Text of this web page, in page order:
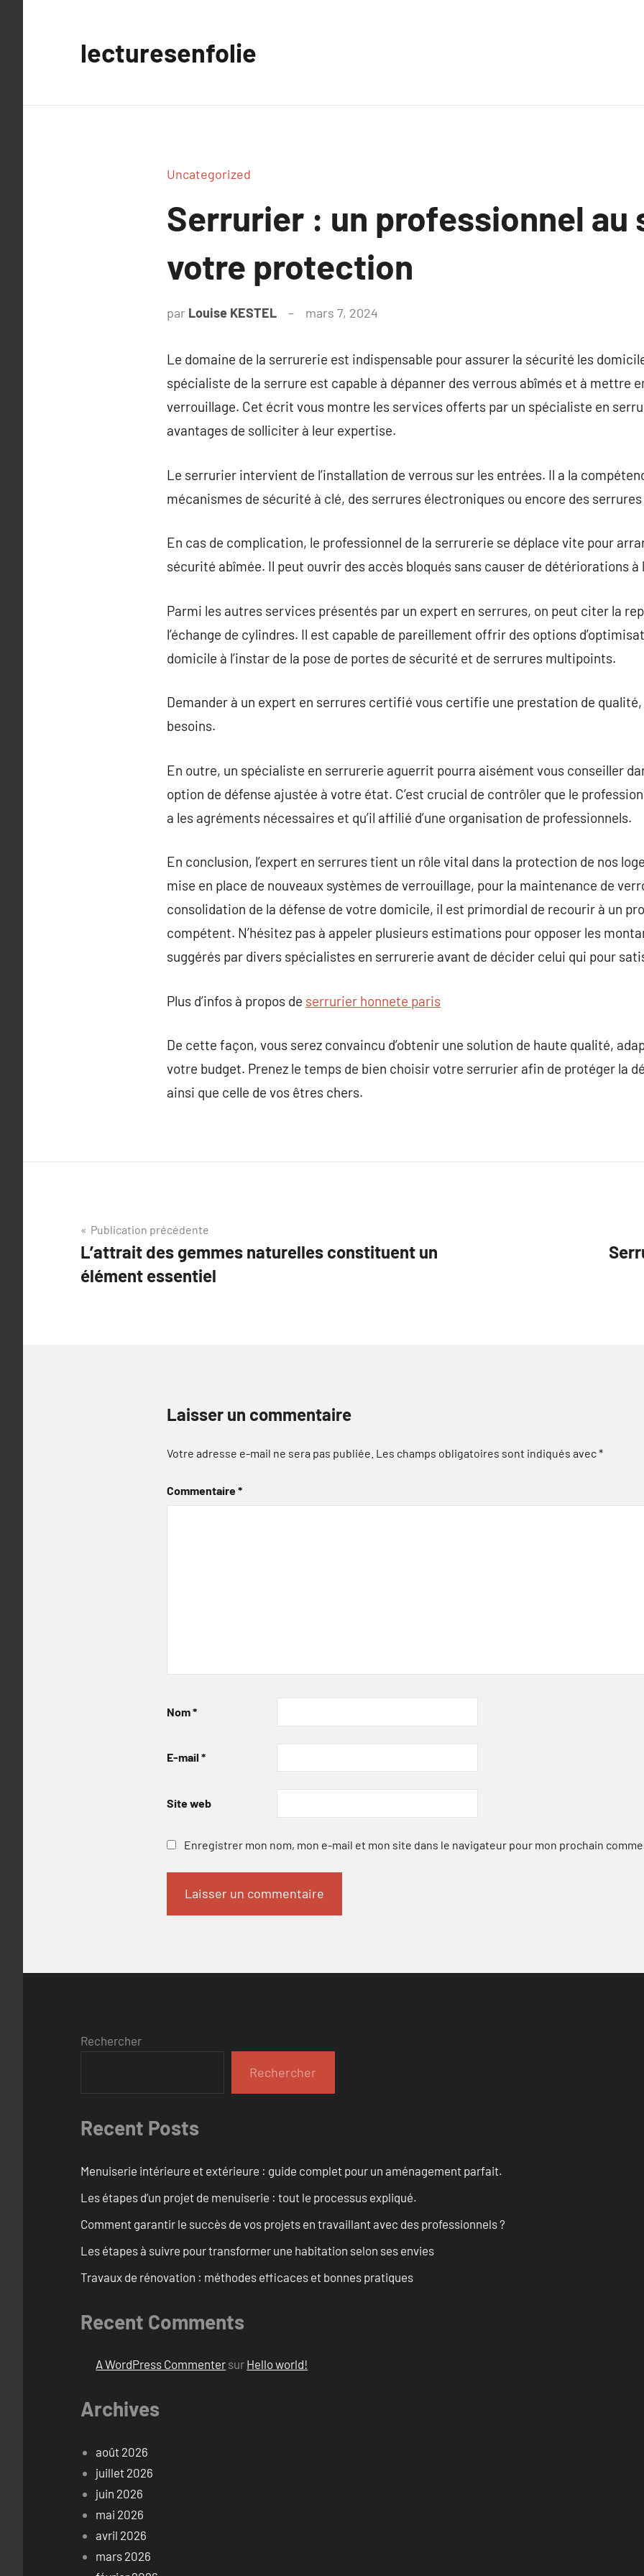
lecturesenfolie
Uncategorized
Serrurier : un professionnel au
votre protection
par Louise KESTEL mars 7, 2024
Le domaine de la serrurerie est indispensable pour assurer la sécurité les
spécialiste de la serrure est capable à dépanner des verrous abîmés et à mettre
verrouillage. Cet écrit vous montre les services offerts par un spécialiste en
avantages de solliciter à leur expertise.
Le serrurier intervient de l’installation de verrous sur les entrées. Il a la
mécanismes de sécurité à clé, des serrures électroniques ou encore des
En cas de complication, le professionnel de la serrurerie se déplace vite pour
sécurité abîmée. Il peut ouvrir des accès bloqués sans causer de détériorations à
Parmi les autres services présentés par un expert en serrures, on peut citer la
l’échange de cylindres. Il est capable de pareillement offrir des options
domicile à l’instar de la pose de portes de sécurité et de serrures multipoints.
Demander à un expert en serrures certifié vous certifie une prestation de
besoins.
En outre, un spécialiste en serrurerie aguerrit pourra aisément vous conseiller
option de défense ajustée à votre état. C’est crucial de contrôler que le
a les agréments nécessaires et qu’il affilié d’une organisation de professionnels.
En conclusion, l’expert en serrures tient un rôle vital dans la protection de nos
mise en place de nouveaux systèmes de verrouillage, pour la maintenance de
consolidation de la défense de votre domicile, il est primordial de recourir à un
compétent. N’hésitez pas à appeler plusieurs estimations pour opposer les
suggérés par divers spécialistes en serrurerie avant de décider celui qui pour
Plus d’infos à propos de serrurier honnete paris
De cette façon, vous serez convaincu d’obtenir une solution de haute qualité,
votre budget. Prenez le temps de bien choisir votre serrurier afin de protéger la
ainsi que celle de vos êtres chers.
Navigation
de
l’article
Publication précédente
L’attrait des gemmes naturelles constituent un
élément essentiel
Laisser un commentaire
Votre adresse e-mail ne sera pas publiée. Les champs obligatoires sont indiqués avec*
Commentaire*
Nom*
E-mail *
Site web
Enregistrer mon nom, mon e-mail et mon site dans le navigateur pour mon prochain
Rechercher
Rechercher
Recent Posts
Menuiserie intérieure et extérieure : guide complet pour un aménagement parfait.
Les étapes d’un projet de menuiserie : tout le processus expliqué.
Comment garantir le succès de vos projets en travaillant avec des professionnels ?
Les étapes à suivre pour transformer une habitation selon ses envies
Travaux de rénovation : méthodes efficaces et bonnes pratiques
Recent Comments
A WordPress Commenter sur Hello world!
Archives
août 2026
juillet 2026
juin 2026
mai 2026
avril 2026
mars 2026